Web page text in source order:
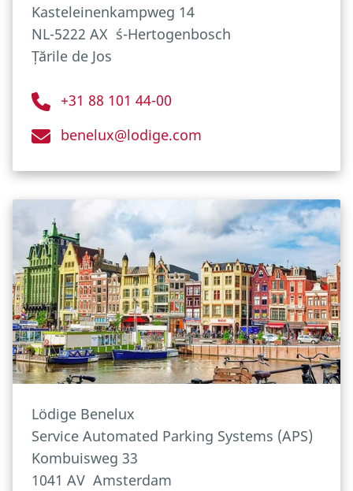
Kasteleinenkampweg 14
NL-5222 AX ´s-Hertogenbosch
Țările de Jos
+31 88 101 44-00
benelux@lodige.com
Lödige Benelux
Service Automated Parking Systems (APS)
Kombuisweg 33
1041 AV Amsterdam